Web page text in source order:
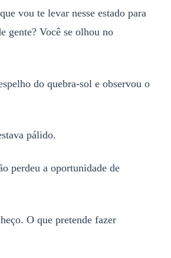
vou te levar nesse estado para
gente? Você se olhou no
do quebra-sol e observou o
pálido.
perdeu a oportunidade de
O que pretende fazer